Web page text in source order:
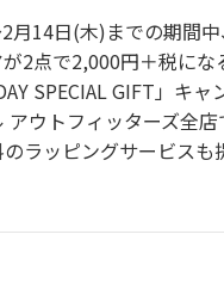
月14日(木)までの期間
2点で2,000円＋税にな
SPECIAL GIFT」キ
アウトフィッターズ全
ラッピングサービスも